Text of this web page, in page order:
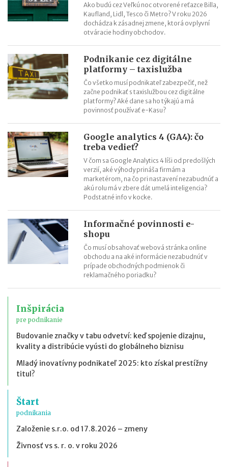
2018
Ako budú cez Veľkú noc otvorené reťazce Billa,
Kaufland, Lidl, Tesco či Metro? V roku 2026
dochádza k zásadnej zmene, ktorá ovplyvní
otváracie hodiny obchodov.
Podnikanie cez digitálne
platformy – taxislužba
Čo všetko musí podnikateľ zabezpečiť, než
začne podnikať s taxislužbou cez digitálne
platformy? Aké dane sa ho týkajú a má
povinnosť používať e-Kasu?
Google analytics 4 (GA4): čo
treba vedieť?
V čom sa Google Analytics 4 líši od predošlých
verzií, aké výhody prináša firmám a
marketérom, na čo pri nastavení nezabudnúť a
akú rolu má v zbere dát umelá inteligencia?
Podstatné info v kocke.
Informačné povinnosti e-
shopu
Čo musí obsahovať webová stránka online
obchodu a na aké informácie nezabudnúť v
prípade obchodných podmienok či
reklamačného poriadku?
Inšpirácia
pre podnikanie
Budovanie značky v tabu odvetví: keď spojenie dizajnu,
kvality a distribúcie vyústi do globálneho biznisu
Mladý inovatívny podnikateľ 2025: kto získal prestížny
titul?
Štart
podnikania
Založenie s.r.o. od 17.8.2026 – zmeny
Živnosť vs s. r. o. v roku 2026